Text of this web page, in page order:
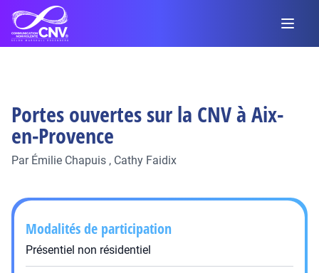
Portes ouvertes sur la CNV à Aix-
en-Provence
Par Émilie Chapuis , Cathy Faidix
Modalités de participation
Présentiel non résidentiel